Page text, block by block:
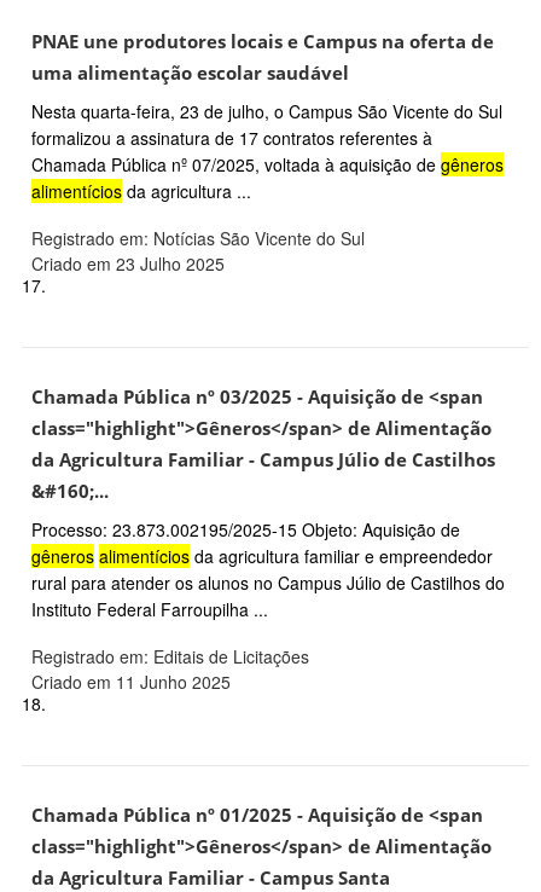
PNAE une produtores locais e Campus na oferta de
uma alimentação escolar saudável
Nesta quarta-feira, 23 de julho, o Campus São Vicente do Sul
formalizou a assinatura de 17 contratos referentes à
Chamada Pública nº 07/2025, voltada à aquisição de gêneros
alimentícios da agricultura ...
Registrado em: Notícias São Vicente do Sul
Criado em 23 Julho 2025
17.
Chamada Pública nº 03/2025 - Aquisição de <span
class="highlight">Gêneros</span> de Alimentação
da Agricultura Familiar - Campus Júlio de Castilhos
&#160;...
Processo: 23.873.002195/2025-15 Objeto: Aquisição de
gêneros alimentícios da agricultura familiar e empreendedor
rural para atender os alunos no Campus Júlio de Castilhos do
Instituto Federal Farroupilha ...
Registrado em: Editais de Licitações
Criado em 11 Junho 2025
18.
Chamada Pública nº 01/2025 - Aquisição de <span
class="highlight">Gêneros</span> de Alimentação
da Agricultura Familiar - Campus Santa